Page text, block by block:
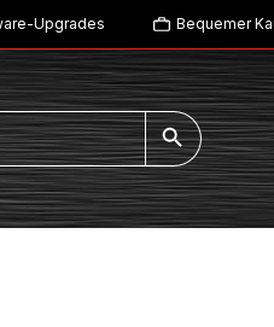
Upgrades Bequemer